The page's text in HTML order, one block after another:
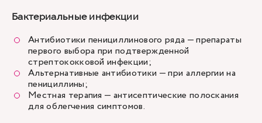
Бактериальные инфекции
Антибиотики пенициллинового ряда — препараты
первого выбора при подтвержденной
стрептококковой инфекции;
Альтернативные антибиотики — при аллергии на
пенициллины;
Местная терапия — антисептические полоскания
для облегчения симптомов.